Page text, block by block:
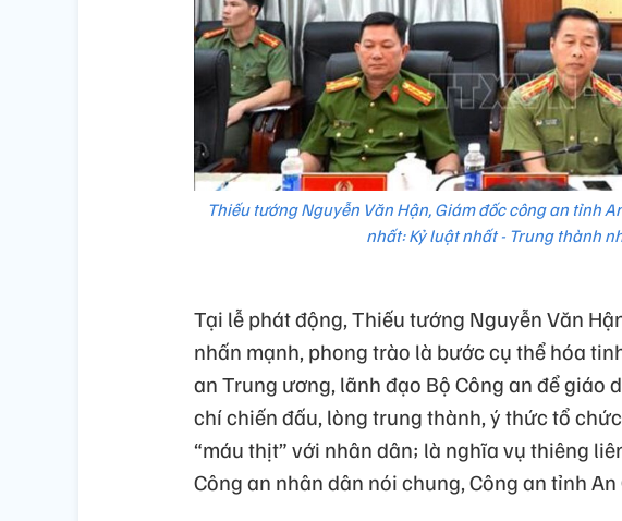
Thiếu tướng Nguyễn Văn Hận, Giám đốc công an tỉnh
nhất: Kỷ luật nhất - Trung thành
Tại lễ phát động, Thiếu tướng Nguyễn Văn
nhấn mạnh, phong trào là bước cụ thể hóa
an Trung ương, lãnh đạo Bộ Công an để giáo
chí chiến đấu, lòng trung thành, ý thức tổ
“máu thịt” với nhân dân; là nghĩa vụ thiêng
Công an nhân dân nói chung, Công an tỉnh